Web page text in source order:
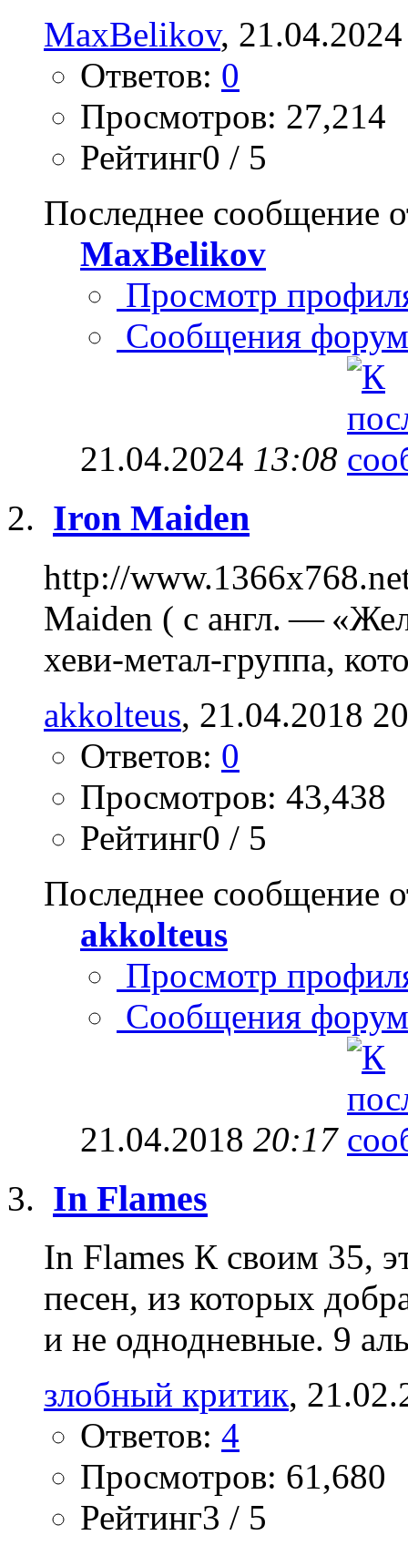
MaxBelikov,
Ответов: 0
Просмотров: 27,214
Рейтинг0 / 5
Последнее сообщение
MaxBelikov
Просмотр
Сообщения
21.04.2024 13:08
Iron Maiden
http://
Maiden ( с англ. —
хеви-метал-группа,
akkolteus, 21.04.2018
Ответов: 0
Просмотров: 43,438
Рейтинг0 / 5
Последнее сообщение
akkolteus
Просмотр
Сообщения
21.04.2018 20:17
In Flames
In Flames К своим 35,
песен, из которых
и не однодневные. 9
злобный критик,
Ответов: 4
Просмотров: 61,680
Рейтинг3 / 5